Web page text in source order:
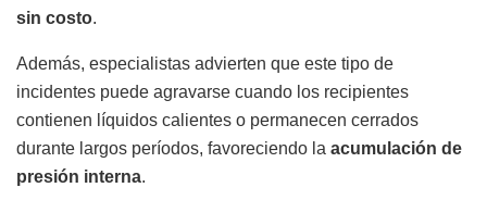
sin costo.
Además, especialistas advierten que este tipo de
incidentes puede agravarse cuando los recipientes
contienen líquidos calientes o permanecen cerrados
durante largos períodos, favoreciendo la acumulación de
presión interna.